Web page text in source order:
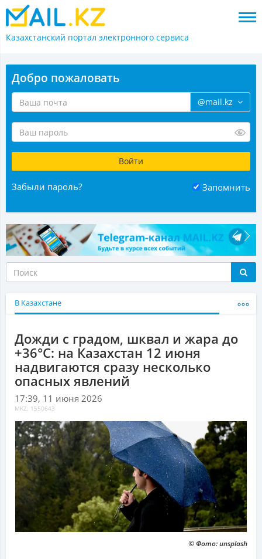
Казахстанский портал электронного сервиса
Добро пожаловать
@mail.kz
Забыли пароль? Запомнить
В Казахстане
Дожди с градом, шквал и жара до
+36°С: на Казахстан 12 июня
надвигаются сразу несколько
опасных явлений
17:39, 11 июня 2026
MKZ: 1550643
© Фото: unsplash